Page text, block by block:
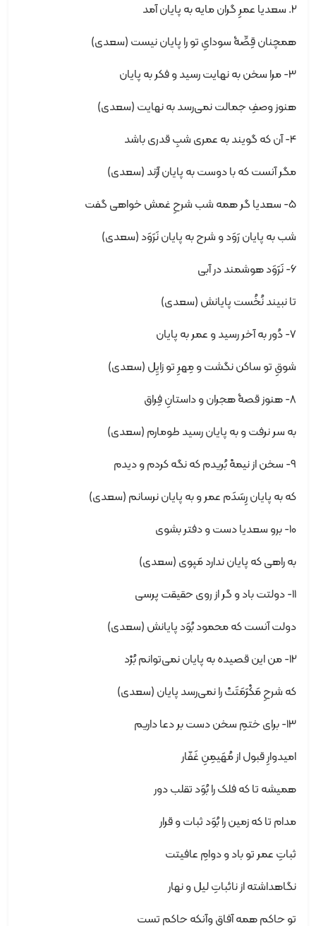
2. سعدیا عمرِ گران مایه به پایان آمد
همچنان قِصِّۀ سودایِ تو را پایان نیست (سعدی)
3- مرا سخن به نهایت رسید و فکر به پایان
هنوز وصفِ جمالت نمی‌رسد به نهایت (سعدی)
4- آن که گویند به عمری شبِ قدری باشد
مگر آنست که با دوست به پایان آرَند (سعدی)
5- سعدیا گر همه شب شرحِ غمش خواهی گفت
شب به پایان رَوَد و شرح به پایان نَرَوَد (سعدی)
6- نَرَوَد هوشمند در آبی
تا نبیند نُخُست پایانش (سعدی)
7- دُور به آخر رسید و عمر به پایان
شوقِ تو ساکن نگشت و مِهرِ تو زایِل (سعدی)
8- هنوز قصۀ هجران و داستانِ فِراق
به سر نرفت و به پایان رسید طومارم (سعدی)
9- سخن از نیمهْ بُریدم که نگه کردم و دیدم
که به پایان رِسَدَم عمر و به پایان نرسانم (سعدی)
10- برو سعدیا دست و دفتر بشوی
به راهی که پایان ندارد مَپوی (سعدی)
11- دولتت باد و گر از روی حقیقت پرسی
دولت آنست که محمود بُوَد پایانش (سعدی)
12- من این قصیده به پایان نمی‌توانم بُرْد
که شرحِ مَکْرَمَتَتْ را نمی‌رسد پایان (سعدی)
13- برای ختمِ سخن دست بر دعا داریم
امیدوارِ قبول از مُهَیمِنِ غَفّار
همیشه تا که فلک را بُوَد تقلب دور
مدام تا که زمین را بُوَد ثبات و قرار
ثباتِ عمر تو باد و دوامِ عافیتت
نگاهداشته از نائباتِ لیل و نهار
تو حاکم همه آفاق وآنکه حاکم تست